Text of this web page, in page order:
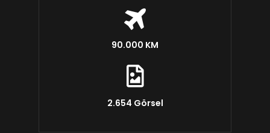
90.000 KM
2.654 Görsel